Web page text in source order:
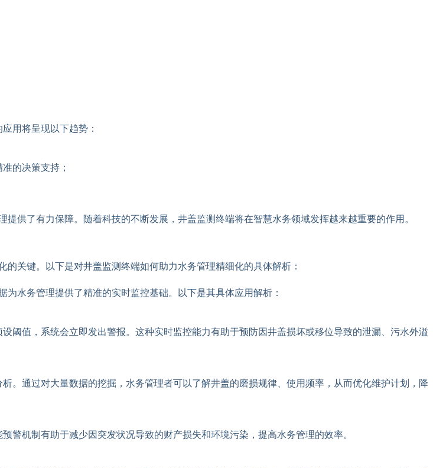
用将呈现以下趋势：
的决策支持；
供了有力保障。随着科技的不断发展，井盖监测终端将在智慧水务领域发挥越来越重要的作用。
关键。以下是对井盖监测终端如何助力水务管理精细化的具体解析：
水务管理提供了精准的实时监控基础。以下是其具体应用解析：
阈值，系统会立即发出警报。这种实时监控能力有助于预防因井盖损坏或移位导致的泄漏、污水外溢
。通过对大量数据的挖掘，水务管理者可以了解井盖的磨损规律、使用频率，从而优化维护计划，降
机制有助于减少因突发状况导致的财产损失和环境污染，提高水务管理的效率。